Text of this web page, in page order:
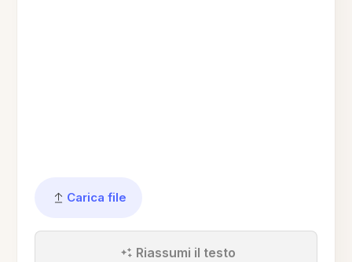
Carica file
Riassumi il testo